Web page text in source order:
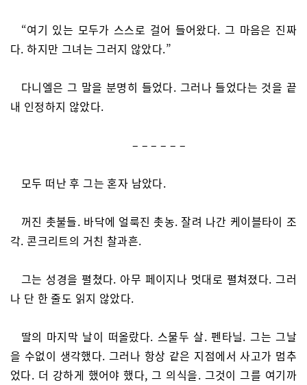
“여기 있는 모두가 스스로 걸어 들어왔다. 그 마음은 진짜
다. 하지만 그녀는 그러지 않았다.”
다니엘은 그 말을 분명히 들었다. 그러나 들었다는 것을 끝
내 인정하지 않았다.
– – – – – –
모두 떠난 후 그는 혼자 남았다.
꺼진 촛불들. 바닥에 얼룩진 촛농. 잘려 나간 케이블타이 조
각. 콘크리트의 거친 찰과흔.
그는 성경을 펼쳤다. 아무 페이지나 멋대로 펼쳐졌다. 그러
나 단 한 줄도 읽지 않았다.
딸의 마지막 날이 떠올랐다. 스물두 살. 펜타닐. 그는 그날
을 수없이 생각했다. 그러나 항상 같은 지점에서 사고가 멈추
었다. 더 강하게 했어야 했다, 그 의식을. 그것이 그를 여기까